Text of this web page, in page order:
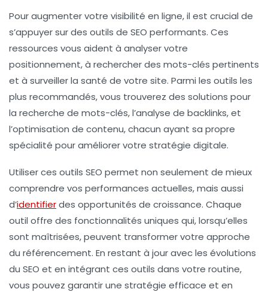
Pour augmenter votre visibilité en ligne, il est crucial de
s’appuyer sur des outils de SEO performants. Ces
ressources vous aident à analyser votre
positionnement, à rechercher des mots-clés pertinents
et à surveiller la santé de votre site. Parmi les outils les
plus recommandés, vous trouverez des solutions pour
la recherche de mots-clés, l’analyse de backlinks, et
l’optimisation de contenu, chacun ayant sa propre
spécialité pour améliorer votre stratégie digitale.
Utiliser ces outils SEO permet non seulement de mieux
comprendre vos performances actuelles, mais aussi
d’identifierdes opportunités de croissance. Chaque
outil offre des fonctionnalités uniques qui, lorsqu’elles
sont maîtrisées, peuvent transformer votre approche
du référencement. En restant à jour avec les évolutions
du SEO et en intégrant ces outils dans votre routine,
vous pouvez garantir une stratégie efficace et en